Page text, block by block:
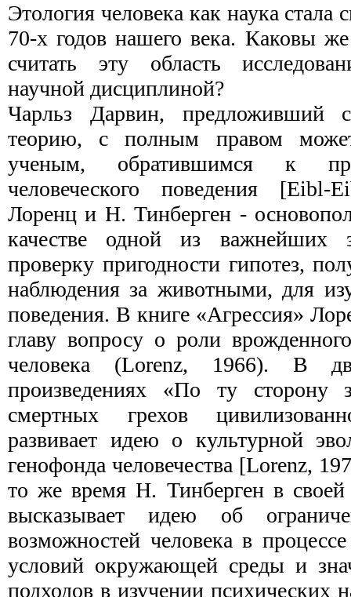
Этология человека как наука стала
70-х годов нашего века. Каковы
считать эту область
научной дисциплиной?
Чарльз Дарвин, предложивший
теорию, с пол­ным правом
ученым, обратившимся к
человеческого поведения
Лоренц и Н. Тинберген -
качестве одной из важней­ших
проверку пригодности гипотез,
наблюдения за животными, для
пове­дения. В книге «Агрессия»
главу вопросу о роли
человека (Lorenz, 1966). В
произведениях «По ту сторону
смертных грехов
развивает идею о культурной
генофонда человечества [Lorenz,
то же время Н. Тинберген в своей
высказы­вает идею об
возможностей человека в
условий окружающей среды и
подходов в изучении психических